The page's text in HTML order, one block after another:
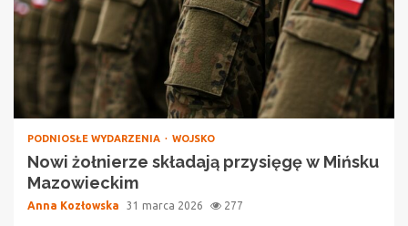
PODNIOSŁE WYDARZENIA WOJSKO
Nowi żołnierze składają przysięgę w Mińsku
Mazowieckim
Anna Kozłowska 31 marca 2026 277